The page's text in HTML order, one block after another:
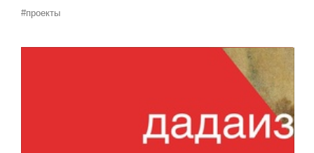
#проекты